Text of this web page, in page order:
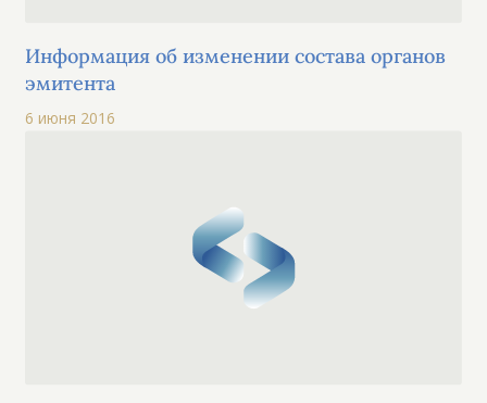
Информация об изменении состава органов
эмитента
6 июня 2016